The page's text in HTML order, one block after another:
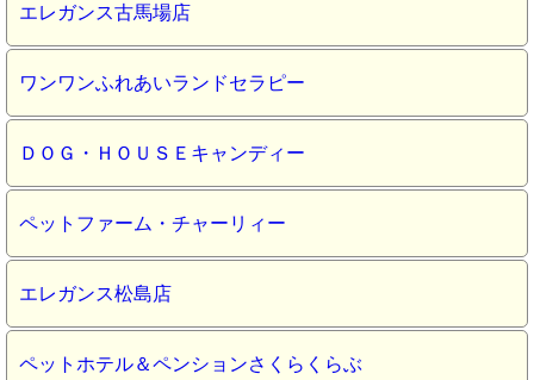
エレガンス古馬場店
ワンワンふれあいランドセラピー
ＤＯＧ・ＨＯＵＳＥキャンディー
ペットファーム・チャーリィー
エレガンス松島店
ペットホテル＆ペンションさくらくらぶ